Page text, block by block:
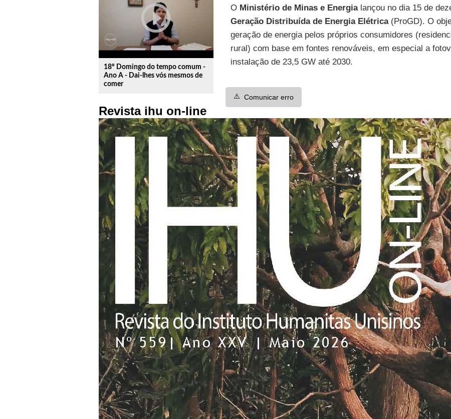
play_circle_outline
18º Domingo do tempo comum -
Ano A - Dai-lhes vós mesmos de
comer
Revista ihu on-line
O Ministério de Minas e Energialançou no dia 15 de
Geração Distribuída de Energia Elétrica(ProGD). O
geração de energia pelos próprios consumidores
rural) com base em fontes renováveis, em especial a
instalação de 23,5 GW até 2030.
⚠️ Comunicar erro